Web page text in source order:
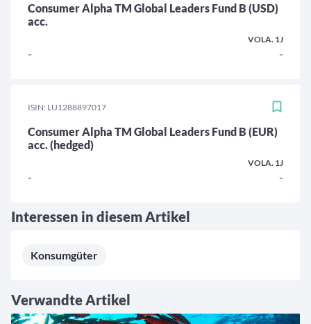
Consumer Alpha TM Global Leaders Fund B (USD)
acc.
-
VOLA. 1J
-
ISIN: LU1288897017
Consumer Alpha TM Global Leaders Fund B (EUR)
acc. (hedged)
-
VOLA. 1J
-
Interessen in diesem Artikel
Konsumgüter
Verwandte Artikel